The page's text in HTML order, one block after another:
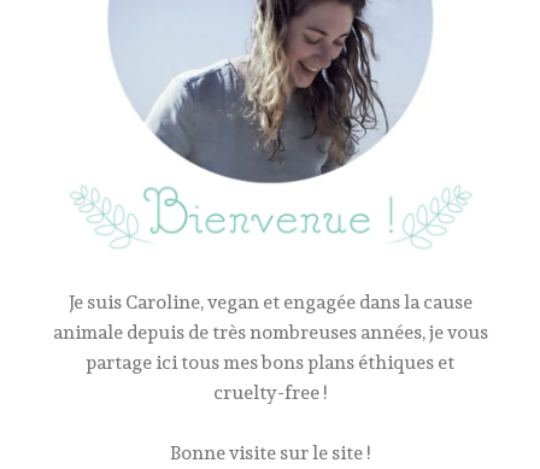
Je suis Caroline, vegan et engagée dans la cause
animale depuis de très nombreuses années, je vous
partage ici tous mes bons plans éthiques et
cruelty-free !
Bonne visite sur le site !